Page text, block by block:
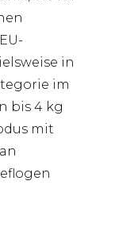
in
im
bis 4 kg
mit